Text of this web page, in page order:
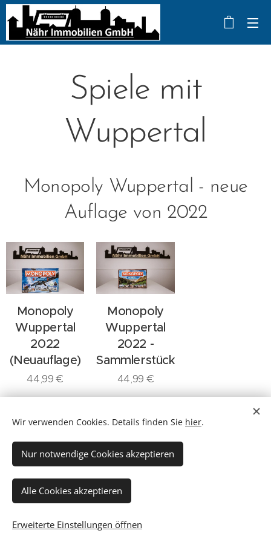
Spiele mit
Wuppertal
Monopoly Wuppertal - neue
Auflage von 2022
Monopoly
Wuppertal
2022
(Neuauflage)
44,99€
Monopoly
Wuppertal
2022 -
Sammlerstück
44,99 €
Zurück zu allen Produkten
© 2026 Nähr Immobilien GmbH,
Tel.: 0202 29568973
FAQ Karriere Impressum Datenschutz
Wir verwenden Cookies. Details finden Sie hier.
Nur notwendige Cookies akzeptieren
Alle Cookies akzeptieren
Erweiterte Einstellungen öffnen